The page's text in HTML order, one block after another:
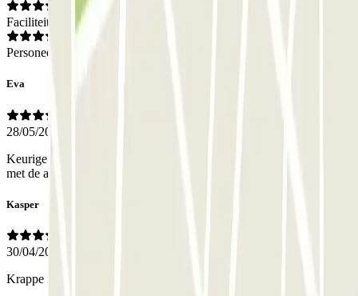
Faciliteiten
Personeel
Eva
28/05/2026
Keurige ondergronds parkeerplaats. Het openen van de garagedeur
met de app werkte fantastisch.
Kasper
30/04/2026
Krappe ingang